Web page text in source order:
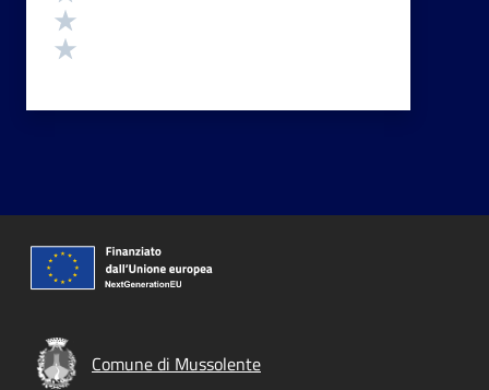
Comune di Mussolente